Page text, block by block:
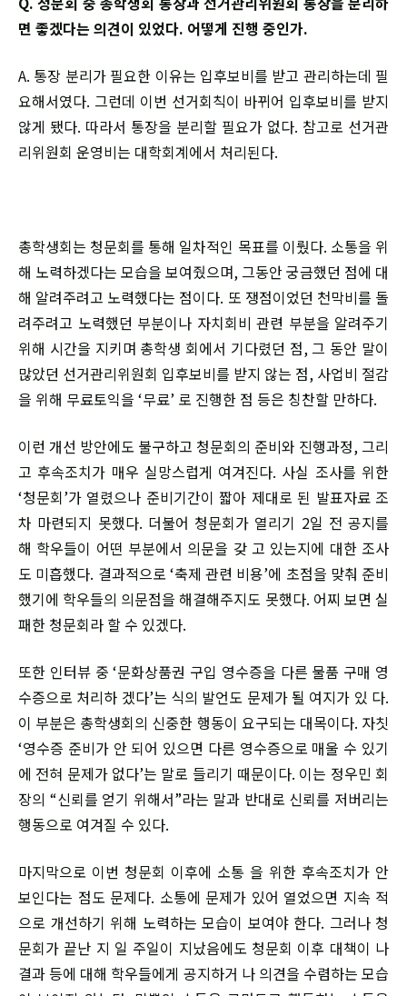
면 좋겠다는 의견이 있었다. 어떻게 진행 중인가.
A. 통장 분리가 필요한 이유는 입후보비를 받고 관리하는데 필
요해서였다. 그런데 이번 선거회칙이 바뀌어 입후보비를 받지
않게 됐다. 따라서 통장을 분리할 필요가 없다. 참고로 선거관
리위원회 운영비는 대학회계에서 처리된다.
총학생회는 청문회를 통해 일차적인 목표를 이뤘다. 소통을 위
해 노력하겠다는 모습을 보여줬으며, 그동안 궁금했던 점에 대
해 알려주려고 노력했다는 점이다. 또 쟁점이었던 천막비를 돌
려주려고 노력했던 부분이나 자치회비 관련 부분을 알려주기
위해 시간을 지키며 총학생 회에서 기다렸던 점, 그 동안 말이
많았던 선거관리위원회 입후보비를 받지 않는 점, 사업비 절감
을 위해 무료토익을 ‘무료’ 로 진행한 점 등은 칭찬할 만하다.
이런 개선 방안에도 불구하고 청문회의 준비와 진행과정, 그리
고 후속조치가 매우 실망스럽게 여겨진다. 사실 조사를 위한
‘청문회’가 열렸으나 준비기간이 짧아 제대로 된 발표자료 조
차 마련되지 못했다. 더불어 청문회가 열리기 2일 전 공지를
해 학우들이 어떤 부분에서 의문을 갖 고 있는지에 대한 조사
도 미흡했다. 결과적으로 ‘축제 관련 비용’에 초점을 맞춰 준비
했기에 학우들의 의문점을 해결해주지도 못했다. 어찌 보면 실
패한 청문회라 할 수 있겠다.
또한 인터뷰 중 ‘문화상품권 구입 영수증을 다른 물품 구매 영
수증으로 처리하 겠다’는 식의 발언도 문제가 될 여지가 있 다.
이 부분은 총학생회의 신중한 행동이 요구되는 대목이다. 자칫
‘영수증 준비가 안 되어 있으면 다른 영수증으로 매울 수 있기
에 전혀 문제가 없다’는 말로 들리기 때문이다. 이는 정우민 회
장의 “신뢰를 얻기 위해서”라는 말과 반대로 신뢰를 저버리는
행동으로 여겨질 수 있다.
마지막으로 이번 청문회 이후에 소통 을 위한 후속조치가 안
보인다는 점도 문제다. 소통에 문제가 있어 열었으면 지속 적
으로 개선하기 위해 노력하는 모습이 보여야 한다. 그러나 청
문회가 끝난 지 일 주일이 지났음에도 청문회 이후 대책이 나
결과 등에 대해 학우들에게 공지하거 나 의견을 수렴하는 모습